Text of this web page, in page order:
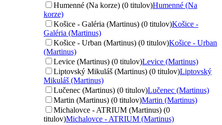
Humenné (Na korze) (0 titulov)Humenné (Na
korze)
Košice - Galéria (Martinus) (0 titulov)Košice -
Galéria (Martinus)
Košice - Urban (Martinus) (0 titulov)Košice - Urban
(Martinus)
Levice (Martinus) (0 titulov)Levice (Martinus)
Liptovský Mikuláš (Martinus) (0 titulov)Liptovský
Mikuláš (Martinus)
Lučenec (Martinus) (0 titulov)Lučenec (Martinus)
Martin (Martinus) (0 titulov)Martin (Martinus)
Michalovce - ATRIUM (Martinus) (0
titulov)Michalovce - ATRIUM (Martinus)